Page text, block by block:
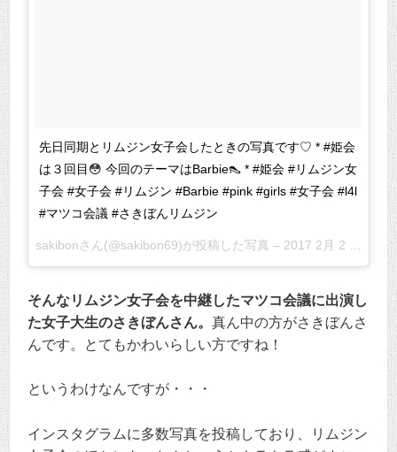
先日同期とリムジン女子会したときの写真です♡ * #姫会
は３回目😳 今回のテーマはBarbie👠 * #姫会 #リムジン女
子会 #女子会 #リムジン #Barbie #pink #girls #女子会 #l4l
#マツコ会議 #さきぼんリムジン
sakibonさん(@sakibon69)が投稿した写真 – 2017 2月 2 4:46午前 PST
そんなリムジン女子会を中継したマツコ会議に出演し
た女子大生のさきぼんさん。 真ん中の方がさきぼんさ
んです。とてもかわいらしい方ですね！
というわけなんですが・・・
インスタグラムに多数写真を投稿しており、リムジン